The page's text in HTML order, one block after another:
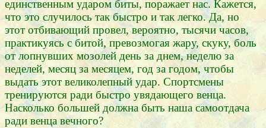
единственным ударом биты, поражает нас. Кажется,
что это случилось так быстро и так легко. Да, но
этот отбивающий провел, вероятно, тысячи часов,
практикуясь с битой, превозмогая жару, скуку, боль
от лопнувших мозолей день за днем, неделю за
неделей, месяц за месяцем, год за годом, чтобы
выдать этот великолепный удар. Спортсмены
тренируются ради быстро увядающего венца.
Насколько большей должна быть наша самоотдача
ради венца вечного?